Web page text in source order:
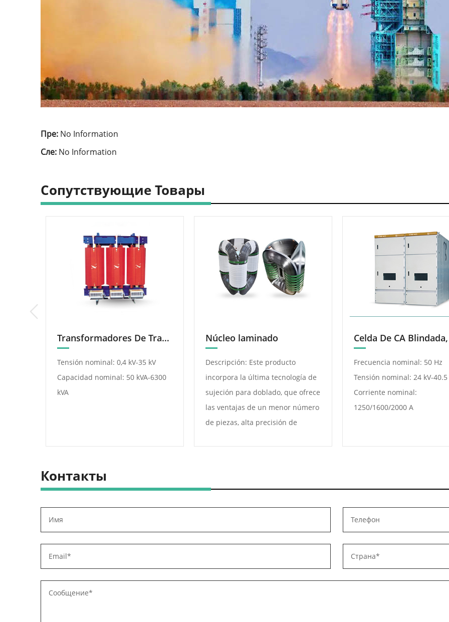
Пре: No Information
Сле: No Information
Сопутствующие Товары
Transformadores De Tracción Retificadores
Tensión nominal: 0,4 kV-35 kV
Capacidad nominal: 50 kVA-6300
kVA
Núcleo laminado
Descripción: Este producto
incorpora la última tecnología de
sujeción para doblado, que ofrece
las ventajas de un menor número
de piezas, alta precisión de
dobladas tienen parámetros de
Frecuencia nominal: 50 Hz
Tensión nominal: 24 kV-40.5
Corriente nominal:
1250/1600/2000 A
Контакты